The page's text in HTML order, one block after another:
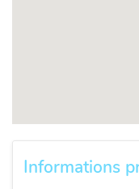
Informations